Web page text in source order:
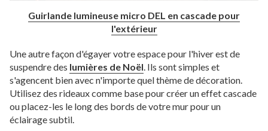
Guirlande lumineuse micro DEL en cascade pour
l'extérieur
Une autre façon d'égayer votre espace pour l'hiver est de
suspendre des lumières de Noël . Ils sont simples et
s'agencent bien avec n'importe quel thème de décoration.
Utilisez des rideaux comme base pour créer un effet cascade
ou placez-les le long des bords de votre mur pour un
éclairage subtil.